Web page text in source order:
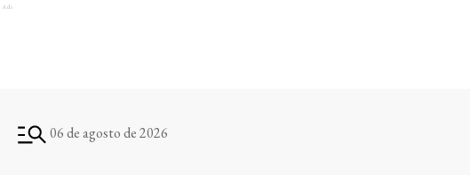
Ads
06 de agosto de 2026